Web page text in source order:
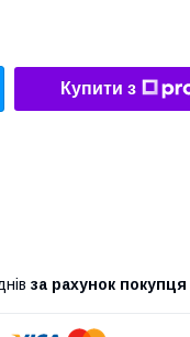
Купити з
за рахунок покупця